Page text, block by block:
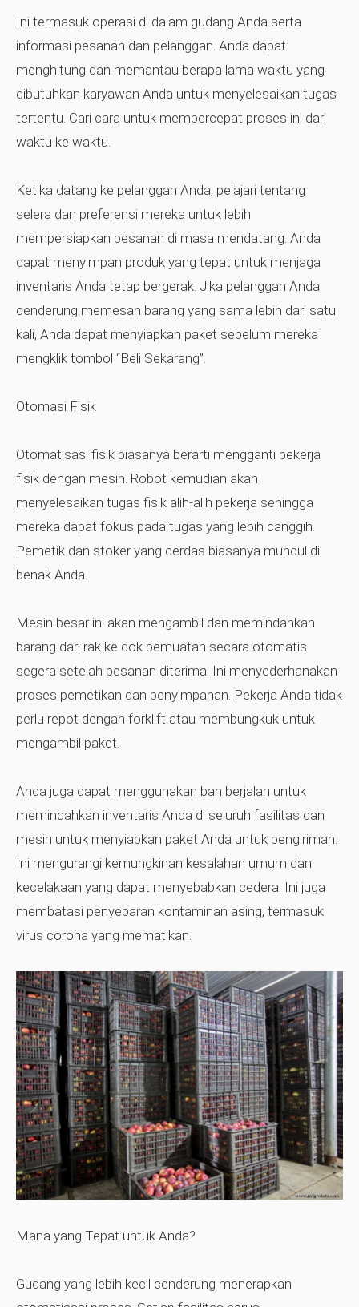
Ini termasuk operasi di dalam gudang Anda serta
informasi pesanan dan pelanggan. Anda dapat
menghitung dan memantau berapa lama waktu yang
dibutuhkan karyawan Anda untuk menyelesaikan tugas
tertentu. Cari cara untuk mempercepat proses ini dari
waktu ke waktu.
Ketika datang ke pelanggan Anda, pelajari tentang
selera dan preferensi mereka untuk lebih
mempersiapkan pesanan di masa mendatang. Anda
dapat menyimpan produk yang tepat untuk menjaga
inventaris Anda tetap bergerak. Jika pelanggan Anda
cenderung memesan barang yang sama lebih dari satu
kali, Anda dapat menyiapkan paket sebelum mereka
mengklik tombol “Beli Sekarang”.
Otomasi Fisik
Otomatisasi fisik biasanya berarti mengganti pekerja
fisik dengan mesin. Robot kemudian akan
menyelesaikan tugas fisik alih-alih pekerja sehingga
mereka dapat fokus pada tugas yang lebih canggih.
Pemetik dan stoker yang cerdas biasanya muncul di
benak Anda.
Mesin besar ini akan mengambil dan memindahkan
barang dari rak ke dok pemuatan secara otomatis
segera setelah pesanan diterima. Ini menyederhanakan
proses pemetikan dan penyimpanan. Pekerja Anda tidak
perlu repot dengan forklift atau membungkuk untuk
mengambil paket.
Anda juga dapat menggunakan ban berjalan untuk
memindahkan inventaris Anda di seluruh fasilitas dan
mesin untuk menyiapkan paket Anda untuk pengiriman.
Ini mengurangi kemungkinan kesalahan umum dan
kecelakaan yang dapat menyebabkan cedera. Ini juga
membatasi penyebaran kontaminan asing, termasuk
virus corona yang mematikan.
Mana yang Tepat untuk Anda?
Gudang yang lebih kecil cenderung menerapkan